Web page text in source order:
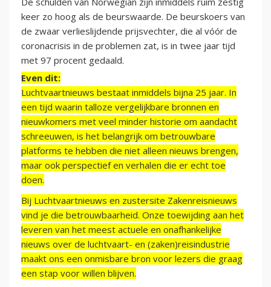
keer zo hoog als de beurswaarde. De beurskoers van
de zwaar verlieslijdende prijsvechter, die al vóór de
coronacrisis in de problemen zat, is in twee jaar tijd
met 97 procent gedaald.
Even dit:
Luchtvaartnieuws bestaat inmiddels bijna 25 jaar. In
een tijd waarin talloze vergelijkbare bronnen en
nieuwkomers met veel minder historie om aandacht
schreeuwen, is het belangrijk om betrouwbare
platforms te hebben die niet alleen nieuws brengen,
maar ook perspectief en verhalen die er echt toe
doen.
Bij Luchtvaartnieuws en zustersite Zakenreisnieuws
vind je die betrouwbaarheid. Onze toewijding aan het
leveren van het meest actuele en onafhankelijke
nieuws over de luchtvaart- en (zaken)reisindustrie
maakt ons een onmisbare bron voor lezers die graag
een stap voor willen blijven.